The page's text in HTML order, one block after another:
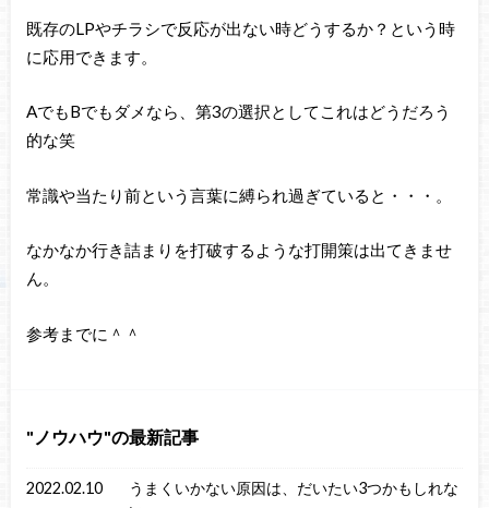
既存のLPやチラシで反応が出ない時どうするか？という時
に応用できます。
AでもBでもダメなら、第3の選択としてこれはどうだろう
的な笑
常識や当たり前という言葉に縛られ過ぎていると・・・。
なかなか行き詰まりを打破するような打開策は出てきませ
ん。
参考までに＾＾
ノウハウ の最新記事
2022.02.10
うまくいかない原因は、だいたい3つかもしれな